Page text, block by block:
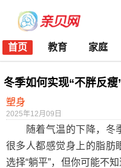
首页 教育 家庭
冬季如何实现“不胖反
塑身
2025年12月09日
随着气温的下降，冬季
很多人都感觉身上的脂肪
选择“躺平”，但你可能不